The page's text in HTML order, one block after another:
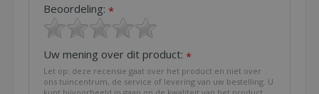
Beoordeling: *
Uw mening over dit product: *
Let op: deze recensie gaat over het product en niet over
ons tuincentrum, de service of levering van uw bestelling. U